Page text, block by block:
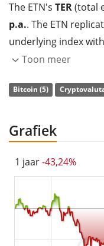
The ETN's TER(total
p.a.. The ETN
underlying index
which is backed by
The ETN was
Toon meer
Bitcoin (5)
Grafiek
1 jaar-43,24%